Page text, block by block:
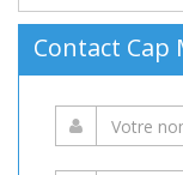
Contact Cap